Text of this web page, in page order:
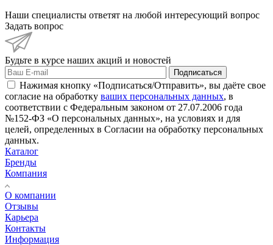
Наши специалисты ответят на любой интересующий вопрос
Задать вопрос
Будьте в курсе наших акций и новостей
Подписаться
Нажимая кнопку «Подписаться/Отправить», вы даёте свое
согласие на обработку ваших персональных данных, в
соответствии с Федеральным законом от 27.07.2006 года
№152-ФЗ «О персональных данных», на условиях и для
целей, определенных в Согласии на обработку персональных
данных.
Каталог
Бренды
Компания
О компании
Отзывы
Карьера
Контакты
Информация